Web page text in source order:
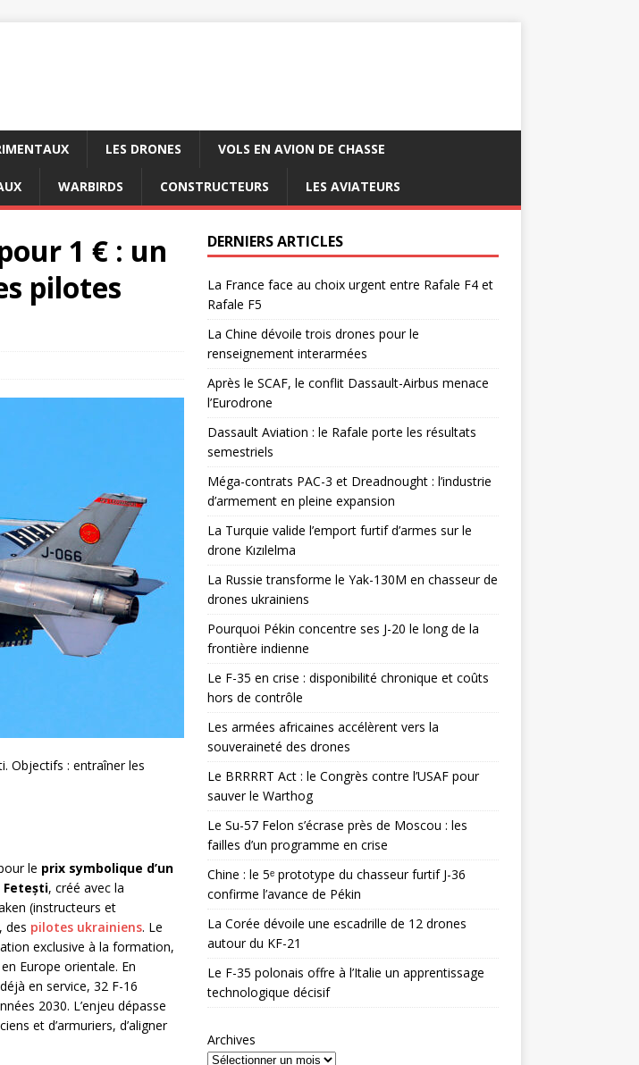
LES DRONES VOLS EN AVION DE CHASSE
WARBIRDS CONSTRUCTEURS LES AVIATEURS
1 € : un
pilotes
Objectifs : entraîner les
le prix symbolique d’un
Fetești, créé avec la
(instructeurs et
des pilotes ukrainiens. Le
exclusive à la formation,
Europe orientale. En
en service, 32 F-16
2030. L’enjeu dépasse
et d’armuriers, d’aligner
DERNIERS ARTICLES
La France face au choix urgent entre Rafale F4 et
Rafale F5
La Chine dévoile trois drones pour le
renseignement interarmées
Après le SCAF, le conflit Dassault-Airbus menace
l’Eurodrone
Dassault Aviation : le Rafale porte les résultats
semestriels
Méga-contrats PAC-3 et Dreadnought : l’industrie
d’armement en pleine expansion
La Turquie valide l’emport furtif d’armes sur le
drone Kızılelma
La Russie transforme le Yak-130M en chasseur de
drones ukrainiens
Pourquoi Pékin concentre ses J-20 le long de la
frontière indienne
Le F-35 en crise : disponibilité chronique et coûts
hors de contrôle
Les armées africaines accélèrent vers la
souveraineté des drones
Le BRRRRT Act : le Congrès contre l’USAF pour
sauver le Warthog
Le Su-57 Felon s’écrase près de Moscou : les
failles d’un programme en crise
Chine : le 5ᵉ prototype du chasseur furtif J-36
confirme l’avance de Pékin
La Corée dévoile une escadrille de 12 drones
autour du KF-21
Le F-35 polonais offre à l’Italie un apprentissage
technologique décisif
Archives